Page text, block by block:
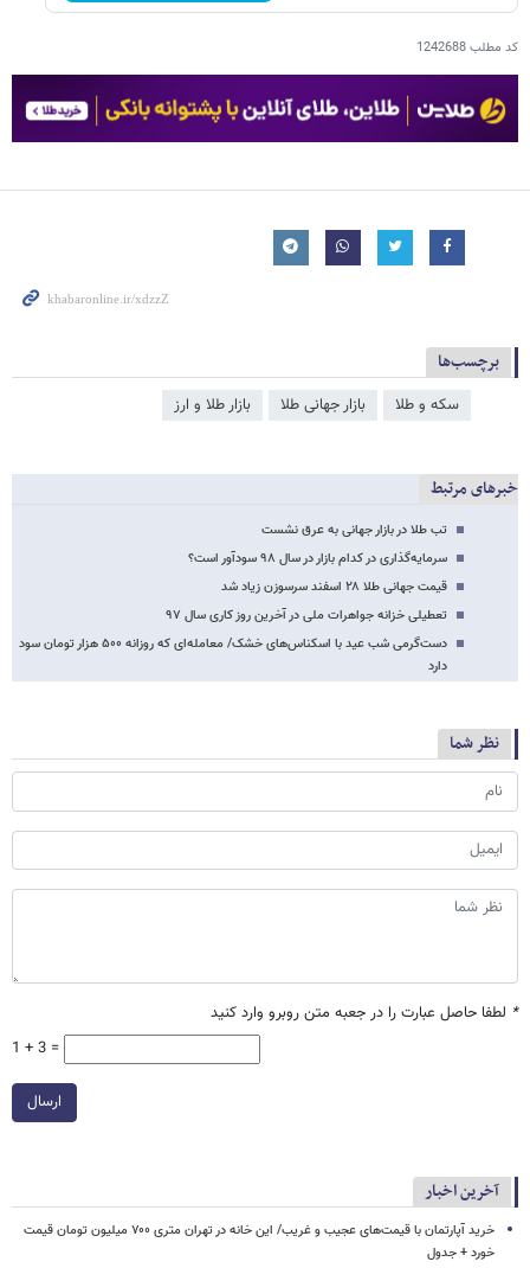
کد مطلب1242688
برچسب‌ها
سکه و طلا بازار جهانی طلا بازار طلا و ارز
خبرهای مرتبط
تب طلا در بازار جهانی به عرق نشست
سرمایه‌گذاری در کدام بازار در سال ۹۸ سودآور است؟
قیمت جهانی طلا ۲۸ اسفند سرسوزن زیاد شد
تعطیلی خزانه جواهرات ملی در آخرین روز کاری سال ۹۷
دست‌گرمی شب عید با اسکناس‌های خشک/ معامله‌ای که روزانه ۵۰۰ هزار تومان سود
دارد
نظر شما
* لطفا حاصل عبارت را در جعبه متن روبرو وارد کنید
1 + 3 =
ارسال
آخرین اخبار
خرید آپارتمان با قیمت‌های عجیب و غریب/ این خانه در تهران متری ۷۰۰ میلیون تومان قیمت
خورد + جدول